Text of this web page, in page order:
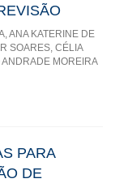
ANA KATERINE DE
SOARES, CÉLIA
ANDRADE MOREIRA
PARA
DE